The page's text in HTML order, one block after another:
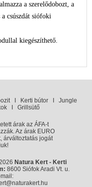
a szerelődobozt, a
a csúszdát siófoki
kiegészíthető.
I Kerti bútorI Jungle
I Grillsütő
árak az ÁFA-t
Az árak EURO
árváltoztatás jogát
Natura Kert - Kerti
8600 Siófok Aradi Vt. u.